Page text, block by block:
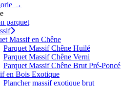
→
parquet
Massif en Chêne
Parquet Massif Chêne Huilé
Parquet Massif Chêne Verni
Parquet Massif Chêne Brut Pré-Poncé
en Bois Exotique
Plancher massif exotique brut